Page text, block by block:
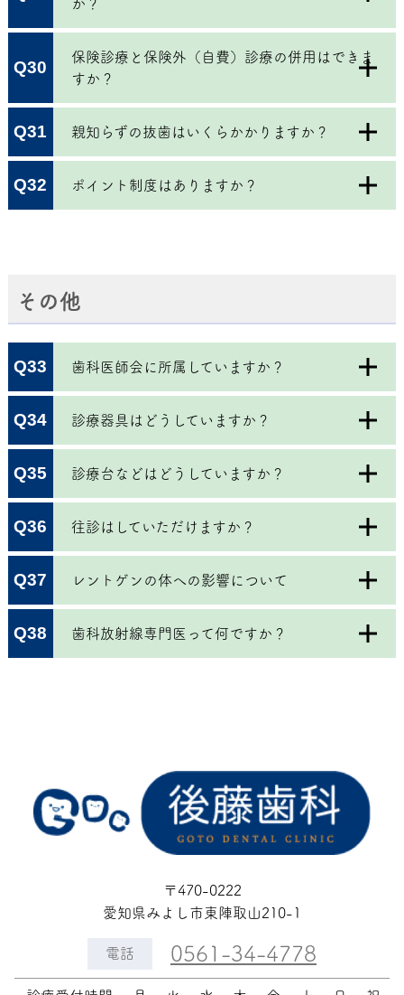
か？
Q30
保険診療と保険外（自費）診療の併用はできま
すか？
Q31 親知らずの抜歯はいくらかかりますか？
Q32 ポイント制度はありますか？
その他
Q33 歯科医師会に所属していますか？
Q34 診療器具はどうしていますか？
Q35 診療台などはどうしていますか？
Q36 往診はしていただけますか？
Q37 レントゲンの体への影響について
Q38 歯科放射線専門医って何ですか？
〒470-0222
愛知県みよし市東陣取山210-1
電話 0561-34-4778